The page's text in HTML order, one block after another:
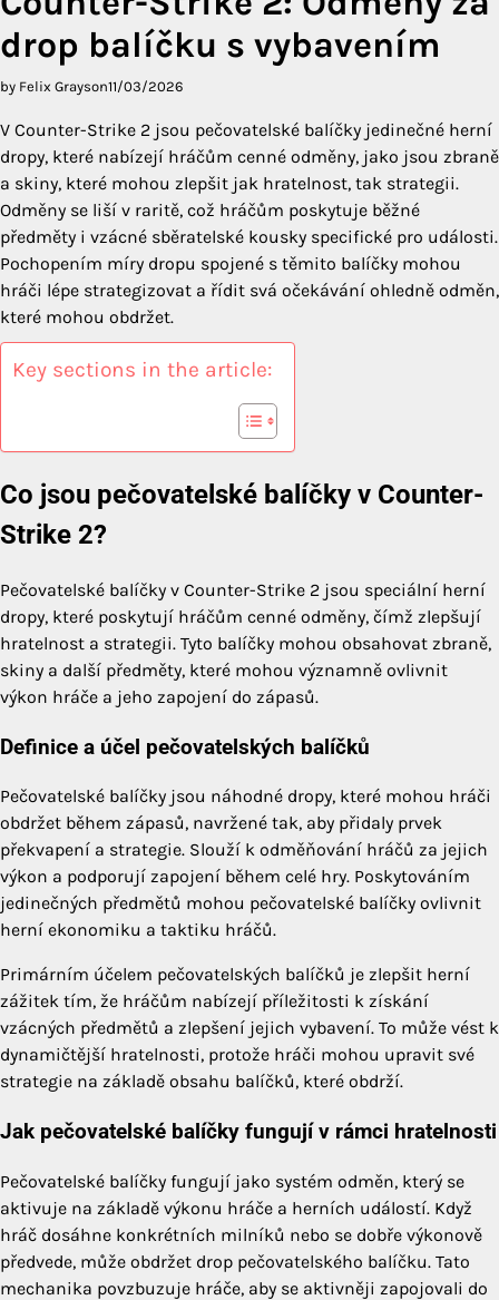
drop balíčku s vybavením
by Felix Grayson11/03/2026
V Counter-Strike 2 jsou pečovatelské balíčky jedinečné herní
dropy, které nabízejí hráčům cenné odměny, jako jsou zbraně
a skiny, které mohou zlepšit jak hratelnost, tak strategii.
Odměny se liší v raritě, což hráčům poskytuje běžné
předměty i vzácné sběratelské kousky specifické pro události.
Pochopením míry dropu spojené s těmito balíčky mohou
hráči lépe strategizovat a řídit svá očekávání ohledně odměn,
které mohou obdržet.
Key sections in the article:
Co jsou pečovatelské balíčky v Counter-
Strike 2?
Pečovatelské balíčky v Counter-Strike 2 jsou speciální herní
dropy, které poskytují hráčům cenné odměny, čímž zlepšují
hratelnost a strategii. Tyto balíčky mohou obsahovat zbraně,
skiny a další předměty, které mohou významně ovlivnit
výkon hráče a jeho zapojení do zápasů.
Definice a účel pečovatelských balíčků
Pečovatelské balíčky jsou náhodné dropy, které mohou hráči
obdržet během zápasů, navržené tak, aby přidaly prvek
překvapení a strategie. Slouží k odměňování hráčů za jejich
výkon a podporují zapojení během celé hry. Poskytováním
jedinečných předmětů mohou pečovatelské balíčky ovlivnit
herní ekonomiku a taktiku hráčů.
Primárním účelem pečovatelských balíčků je zlepšit herní
zážitek tím, že hráčům nabízejí příležitosti k získání
vzácných předmětů a zlepšení jejich vybavení. To může vést k
dynamičtější hratelnosti, protože hráči mohou upravit své
strategie na základě obsahu balíčků, které obdrží.
Jak pečovatelské balíčky fungují v rámci hratelnosti
Pečovatelské balíčky fungují jako systém odměn, který se
aktivuje na základě výkonu hráče a herních událostí. Když
hráč dosáhne konkrétních milníků nebo se dobře výkonově
předvede, může obdržet drop pečovatelského balíčku. Tato
mechanika povzbuzuje hráče, aby se aktivněji zapojovali do